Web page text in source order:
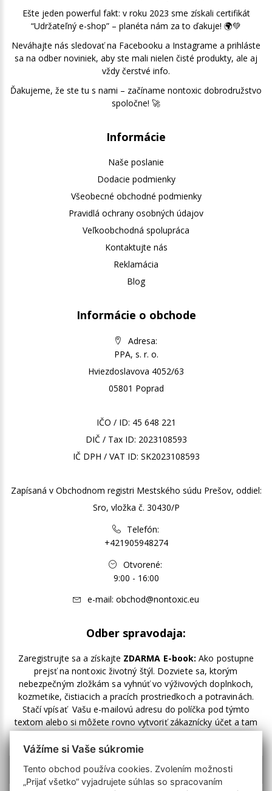
Ešte jeden powerful fakt: v roku 2023 sme získali certifikát
“Udržateľný e-shop” – planéta nám za to ďakuje! 🌍💚
Neváhajte nás sledovať na Facebooku a Instagrame a prihláste
sa na odber noviniek, aby ste mali nielen čisté produkty, ale aj
vždy čerstvé info.
Ďakujeme, že ste tu s nami – začíname nontoxic dobrodružstvo
spoločne! 🚀
Informácie
Naše poslanie
Dodacie podmienky
Všeobecné obchodné podmienky
Pravidlá ochrany osobných údajov
Veľkoobchodná spolupráca
Kontaktujte nás
Reklamácia
Blog
Informácie o obchode
Adresa:
PPA, s. r. o.
Hviezdoslavova 4052/63
05801 Poprad
IČO / ID: 45 648 221
DIČ / Tax ID: 2023108593
IČ DPH / VAT ID: SK2023108593
Zapísaná v Obchodnom registri Mestského súdu Prešov, oddiel:
Sro, vložka č. 30430/P
Telefón:
+421905948274
Otvorené:
9:00 - 16:00
e-mail: obchod@nontoxic.eu
Odber spravodaja:
Zaregistrujte sa a získajte ZDARMA E-book: Ako postupne
prejsť na nontoxic životný štýl. Dozviete sa, ktorým
nebezpečným zložkám sa vyhnúť vo výživových doplnkoch,
kozmetike, čistiacich a pracích prostriedkoch a potravinách.
Stačí vpísať Vašu e-mailovú adresu do políčka pod týmto
textom alebo si môžete rovno vytvoriť zákaznícky účet a tam
zakliknúť odber noviniek.
Vážíme si Vaše súkromie
Tento obchod používa cookies. Zvolením možnosti
„Prijať všetko“ vyjadrujete súhlas so spracovaním